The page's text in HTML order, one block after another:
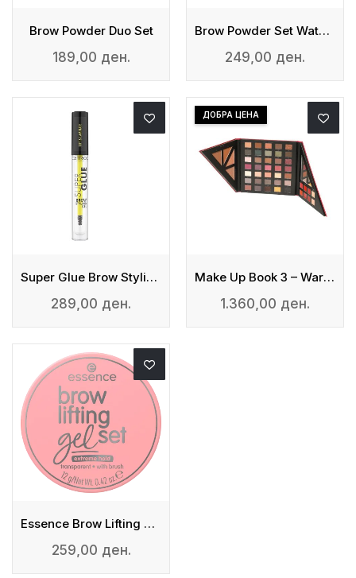
Brow Powder Duo Set
189,00 ден.
Brow Powder Set Waterproof - Сет За Веѓи
249,00 ден.
Super Glue Brow Styling Gel - Гел За Стилизирање На Веѓи
289,00 ден.
Make Up Book 3 – Warm Tones
ДОБРА ЦЕНА
1.360,00 ден.
Essence Brow Lifting Gel Set
259,00 ден.